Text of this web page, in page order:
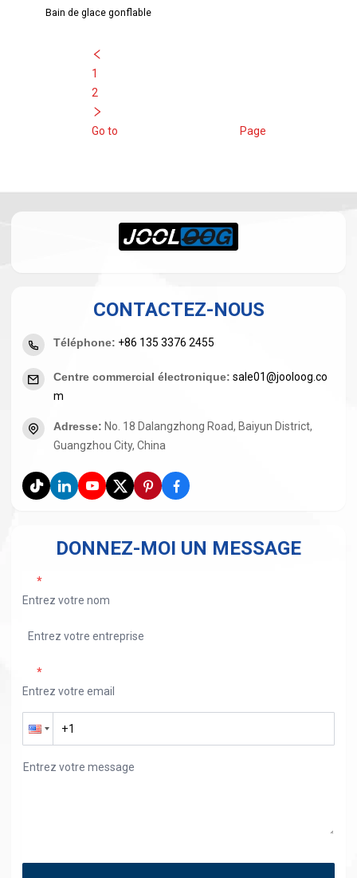
Bain de glace gonflable
1
2
Go to Page
CONTACTEZ-NOUS
Téléphone: +86 135 3376 2455
Centre commercial électronique: sale01@jooloog.co
m
Adresse: No. 18 Dalangzhong Road, Baiyun District,
Guangzhou City, China
DONNEZ-MOI UN MESSAGE
*
*